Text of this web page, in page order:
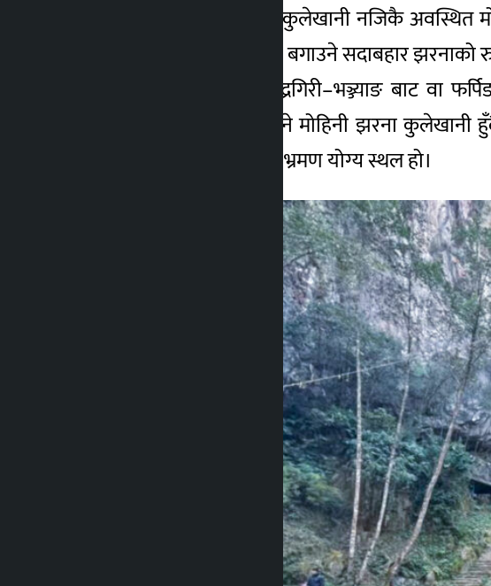
काठमाडौँ । मकवानपुरको कुलेखानी नजिकै अवस्थित
झरना वर्षाभर अविरल पानी बगाउने सदाबहार झरनाको
काठमाडौँको थानकोट–चन्द्रगिरी–भञ्ज्याङ बाट
वातावरणमा अविरल गुन्जिने मोहिनी झरना कुलेखानी
लागि मोहिनी झरना अवश्यै भ्रमण योग्य स्थल हो।